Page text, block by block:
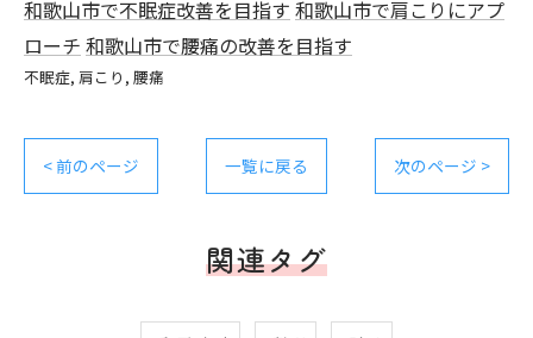
和歌山市で不眠症改善を目指す 和歌山市で肩こりにアプ
ローチ 和歌山市で腰痛の改善を目指す
不眠症 肩こり 腰痛
< 前のページ 一覧に戻る 次のページ >
関連タグ